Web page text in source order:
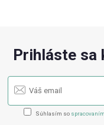
Prihláste sa
Súhlasím so